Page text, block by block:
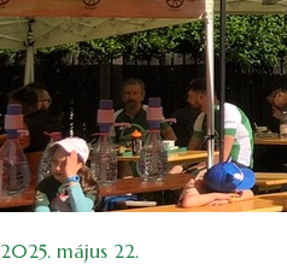
2025. május 22.